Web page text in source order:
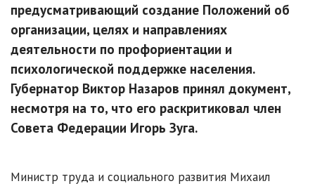
предусматривающий создание Положений об
организации, целях и направлениях
деятельности по профориентации и
психологической поддержке населения.
Губернатор Виктор Назаров принял документ,
несмотря на то, что его раскритиковал член
Совета Федерации Игорь Зуга.
Министр труда и социального развития Михаил